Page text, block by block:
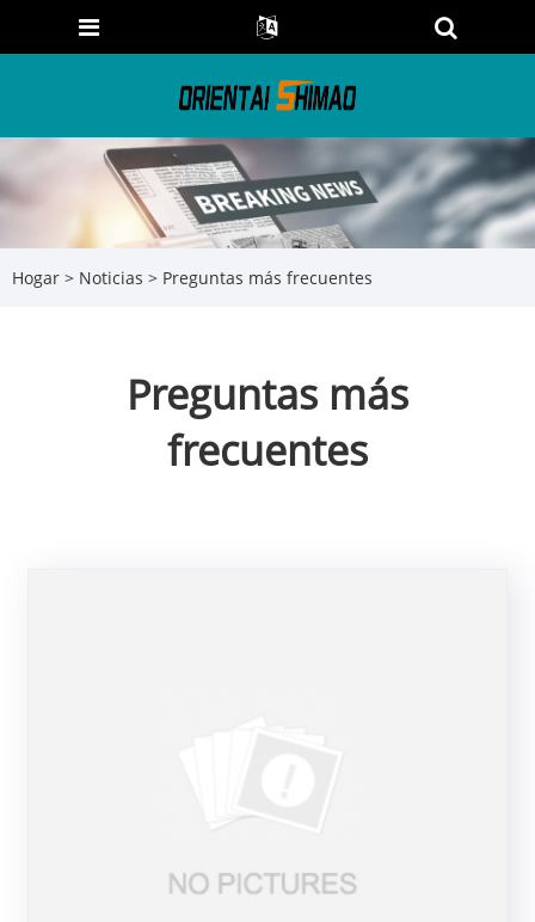
Hogar > Noticias > Preguntas más frecuentes
Preguntas más
frecuentes